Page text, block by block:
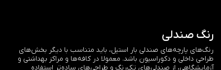
رنگ صندلی
رنگ‌های پارچه‌های صندلی بار استیل، باید متناسب با دیگر بخش‌های
طراحی داخلی و دکوراسیون باشد. معمولا در کافه‌ها و مراکز بهداشتی و
آزمایشگاهی، از صندلی‌های تک‌رنگ و طراحی‌های ساده‌تر استفاده